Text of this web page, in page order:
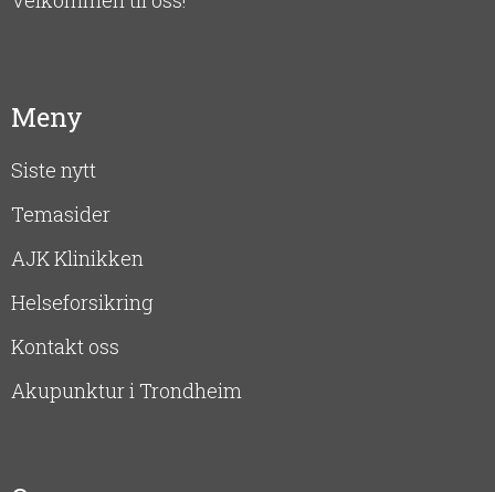
Meny
Siste nytt
Temasider
AJK Klinikken
Helseforsikring
Kontakt oss
Akupunktur i Trondheim